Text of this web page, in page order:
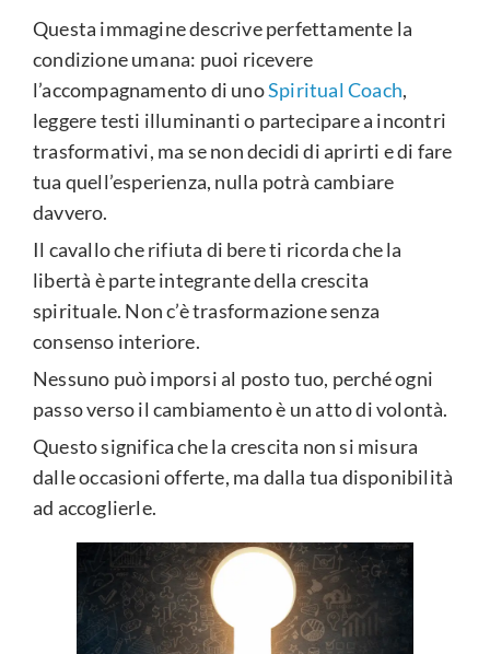
Questa immagine descrive perfettamente la
condizione umana: puoi ricevere
l’accompagnamento di unoSpiritual Coach,
leggere testi illuminanti o partecipare a incontri
trasformativi, ma se non decidi di aprirti e di fare
tua quell’esperienza, nulla potrà cambiare
davvero.
Il cavallo che rifiuta di bere ti ricorda che la
libertà è parte integrante della crescita
spirituale. Non c’è trasformazione senza
consenso interiore.
Nessuno può imporsi al posto tuo, perché ogni
passo verso il cambiamento è un atto di volontà.
Questo significa che la crescita non si misura
dalle occasioni offerte, ma dalla tua disponibilità
ad accoglierle.